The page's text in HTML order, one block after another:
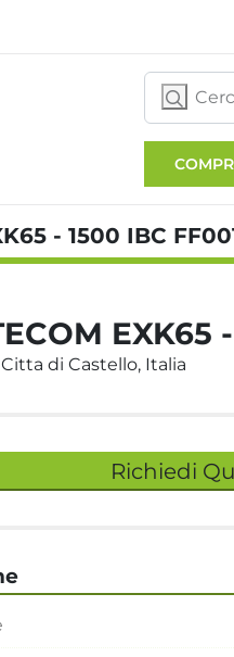
- 1500 IBC
EXK65
Citta di Castello, Italia
Richiedi